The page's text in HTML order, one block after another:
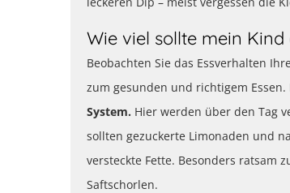
Wie viel sollte mein Kind
Beobachten Sie das Essverhalten
zum gesunden und richtigem
System. Hier werden über den Tag
sollten gezuckerte Limonaden und
versteckte Fette. Besonders ratsam
Saftschorlen.